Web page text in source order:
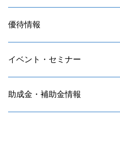
優待情報
イベント・セミナー
助成金・補助金情報